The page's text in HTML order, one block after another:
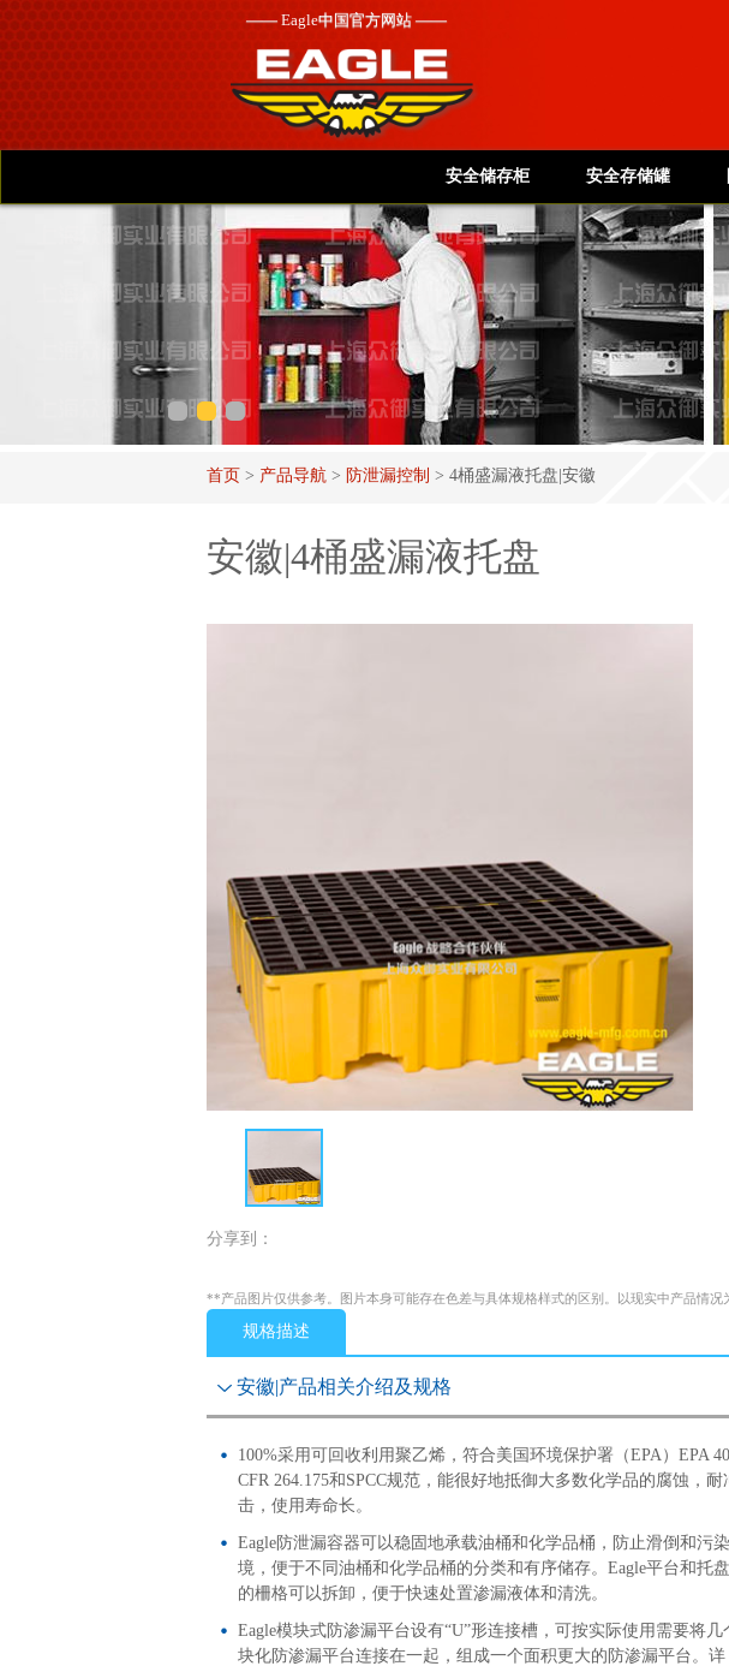
——Eagle中国官方网站 ——
安全储存柜 安全存储罐
首页 > 产品导航 > 防泄漏控制 > 4桶盛漏液托盘|安徽
安徽|4桶盛漏液托盘
分享到：
**产品图片仅供参考。图片本身可能存在色差与具体规格样式的区别。以现实中产品情况
规格描述
安徽|产品相关介绍及规格
100%采用可回收利用聚乙烯，符合美国环境保护署（EPA）EPA 40
CFR 264.175和SPCC规范，能很好地抵御大多数化学品的腐蚀，耐
击，使用寿命长。
Eagle防泄漏容器可以稳固地承载油桶和化学品桶，防止滑倒和污
境，便于不同油桶和化学品桶的分类和有序储存。Eagle平台和托
的柵格可以拆卸，便于快速处置渗漏液体和清洗。
Eagle模块式防渗漏平台设有“U”形连接槽，可按实际使用需要将几
块化防渗漏平台连接在一起，组成一个面积更大的防渗漏平台。详